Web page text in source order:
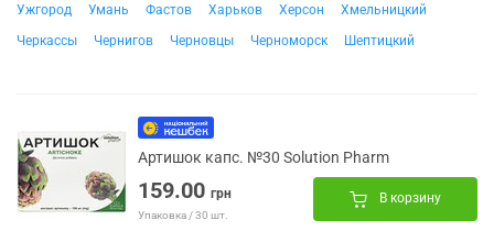
Ужгород
Умань Фастов Харьков Херсон
Хмельницкий
Черкассы
Чернигов Черновцы Черноморск Шептицкий
Артишок капс. №30 Solution Pharm
159.00 грн
Упаковка / 30 шт.
В корзину